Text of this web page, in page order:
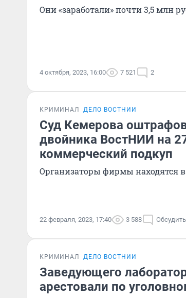
Они «заработали» почти 3,5 млн
4 октября, 2023, 16:00 7 521 2
КРИМИНАЛ ДЕЛО ВОСТНИИ
Суд Кемерова
двойника ВостНИИ на
коммерческий подкуп
Организаторы фирмы находятся
22 февраля, 2023, 17:40 3 588 Обсудить
КРИМИНАЛ ДЕЛО ВОСТНИИ
Заведующего
арестовали по